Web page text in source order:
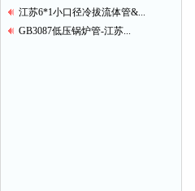
江苏6*1小口径冷拔流体管&...
GB3087低压锅炉管-江苏...